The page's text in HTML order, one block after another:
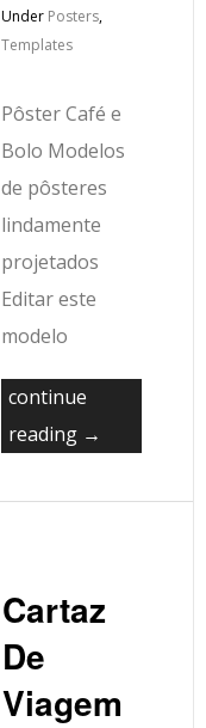
Under Posters,
Templates
Pôster Café e
Bolo Modelos
de pôsteres
lindamente
projetados
Editar este
modelo
continue
reading →
Cartaz
De
Viagem